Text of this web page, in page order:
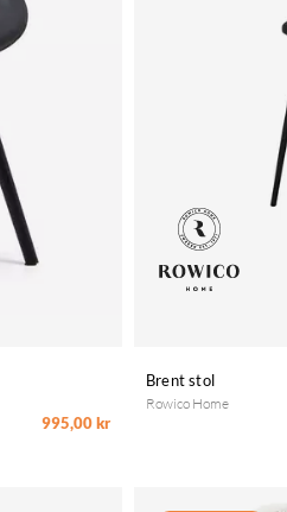
995,00 kr
Brent stol
Rowico Home